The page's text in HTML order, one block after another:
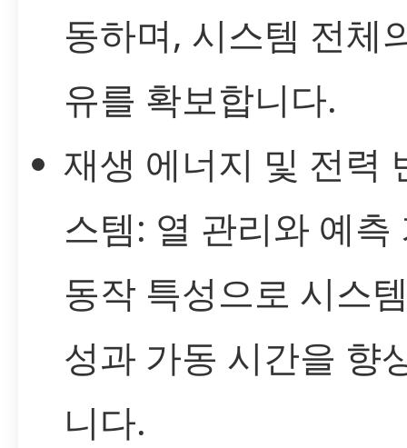
동하며, 시스템 전체
유를 확보합니다.
재생 에너지 및 전력
스템: 열 관리와 예측
동작 특성으로 시스
성과 가동 시간을 향
니다.